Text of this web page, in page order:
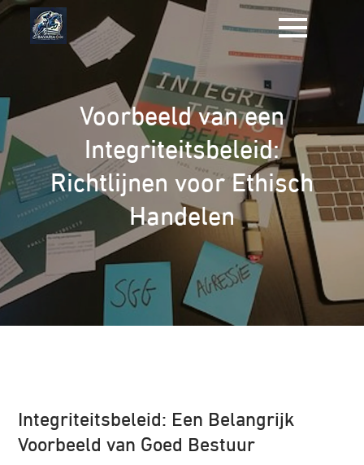
Naar
Voorbeeld van een
Integriteitsbeleid:
Richtlijnen voor Ethisch
Handelen
Integriteitsbeleid: Een Belangrijk
Voorbeeld van Goed Bestuur